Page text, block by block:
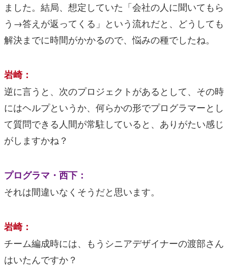
ました。結局、想定していた「会社の人に聞いてもら
う→答えが返ってくる」という流れだと、どうしても
解決までに時間がかかるので、悩みの種でしたね。
岩崎：
逆に言うと、次のプロジェクトがあるとして、その時
にはヘルプというか、何らかの形でプログラマーとし
て質問できる人間が常駐していると、ありがたい感じ
がしますかね？
プログラマ・西下：
それは間違いなくそうだと思います。
岩崎：
チーム編成時には、もうシニアデザイナーの渡部さん
はいたんですか？